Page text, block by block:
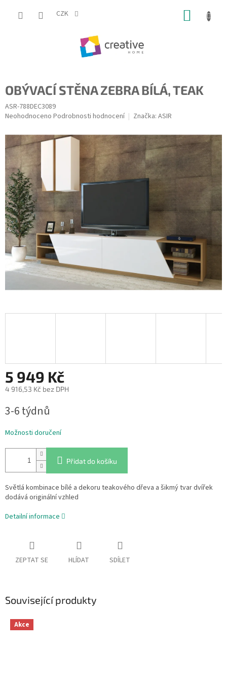
CZK
OBÝVACÍ STĚNA ZEBRA BÍLÁ, TEAK
ASR-788DEC3089
Průměrné
produktu
0,0
z
hvězdiček.
Neohodnoceno Podrobnosti hodnocení Značka: ASIR
5 949 Kč
4 916,53 Kč bez DPH
cena:
3-6 týdnů
Možnosti doručení
Přidat do košíku
Světlá kombinace bílé a dekoru teakového dřeva a šikmý tvar dvířek
dodává originální vzhled
Detailní informace
ZEPTAT SE HLÍDAT SDÍLET
Související produkty
Akce